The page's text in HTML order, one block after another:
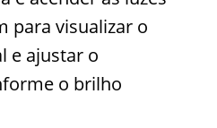
para visualizar o
e ajustar o
o brilho